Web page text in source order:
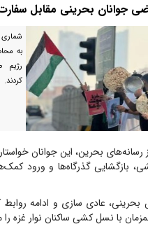
جوانان بحرینی مقابل
شماری
به
رژیم
کردند.
رسانه‌های بحرین، این جوانان
بازگشایی گذرگاه‌ها و ورود
عادی سازی و ادامه
با نسل کشی ساکنان نوار غزه